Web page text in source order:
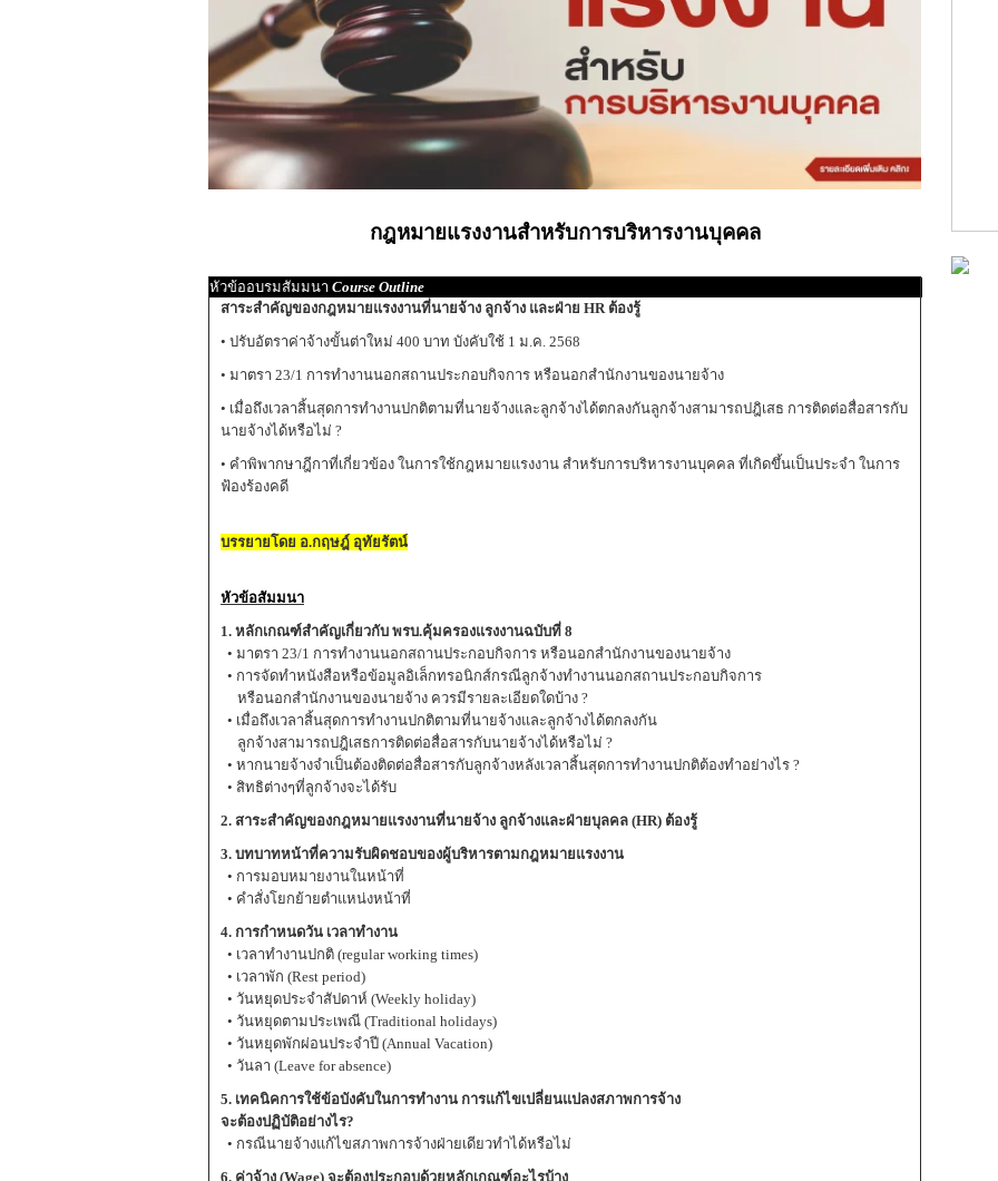
กฎหมายแรงงานสำหรับการบริหารงานบุคคล
หัวข้ออบรมสัมมนา Course Outline
สาระสำคัญของกฎหมายแรงงานที่นายจ้าง ลูกจ้าง และฝ่าย HR ต้องรู้
• ปรับอัตราค่าจ้างขั้นต่าใหม่ 400 บาท บังคับใช้ 1 ม.ค. 2568
• มาตรา 23/1 การทำงานนอกสถานประกอบกิจการ หรือนอกสำนักงานของนายจ้าง
• เมื่อถึงเวลาสิ้นสุดการทำงานปกติตามที่นายจ้างและลูกจ้างได้ตกลงกันลูกจ้างสามารถปฎิเสธ การติดต่อสื่อสารกับ
นายจ้างได้หรือไม่ ?
• คำพิพากษาฎีกาที่เกี่ยวข้อง ในการใช้กฎหมายแรงงาน สำหรับการบริหารงานบุคคล ที่เกิดขึ้นเป็นประจำ ในการ
ฟ้องร้องคดี
บรรยายโดย อ.กฤษฎ์ อุทัยรัตน์
หัวข้อสัมมนา
1. หลักเกณฑ์สำคัญเกี่ยวกับ พรบ.คุ้มครองแรงงานฉบับที่ 8
• มาตรา 23/1 การทำงานนอกสถานประกอบกิจการ หรือนอกสำนักงานของนายจ้าง
• การจัดทำหนังสือหรือข้อมูลอิเล็กทรอนิกส์กรณีลูกจ้างทำงานนอกสถานประกอบกิจการ
หรือนอกสำนักงานของนายจ้าง ควรมีรายละเอียดใดบ้าง ?
• เมื่อถึงเวลาสิ้นสุดการทำงานปกติตามที่นายจ้างและลูกจ้างได้ตกลงกัน
ลูกจ้างสามารถปฎิเสธการติดต่อสื่อสารกับนายจ้างได้หรือไม่ ?
• หากนายจ้างจำเป็นต้องติดต่อสื่อสารกับลูกจ้างหลังเวลาสิ้นสุดการทำงานปกติต้องทำอย่างไร ?
• สิทธิต่างๆที่ลูกจ้างจะได้รับ
2. สาระสำคัญของกฎหมายแรงงานที่นายจ้าง ลูกจ้างและฝ่ายบุลคล (HR) ต้องรู้
3. บทบาทหน้าที่ความรับผิดชอบของผู้บริหารตามกฎหมายแรงงาน
• การมอบหมายงานในหน้าที่
• คำสั่งโยกย้ายตำแหน่งหน้าที่
4. การกำหนดวัน เวลาทำงาน
• เวลาทำงานปกติ (regular working times)
• เวลาพัก (Rest period)
• วันหยุดประจำสัปดาห์ (Weekly holiday)
• วันหยุดตามประเพณี (Traditional holidays)
• วันหยุดพักผ่อนประจำปี (Annual Vacation)
• วันลา (Leave for absence)
5. เทคนิคการใช้ข้อบังคับในการทำงาน การแก้ไขเปลี่ยนแปลงสภาพการจ้าง
จะต้องปฏิบัติอย่างไร?
• กรณีนายจ้างแก้ไขสภาพการจ้างฝ่ายเดียวทำได้หรือไม่
6. ค่าจ้าง (Wage) จะต้องประกอบด้วยหลักเกณฑ์อะไรบ้าง